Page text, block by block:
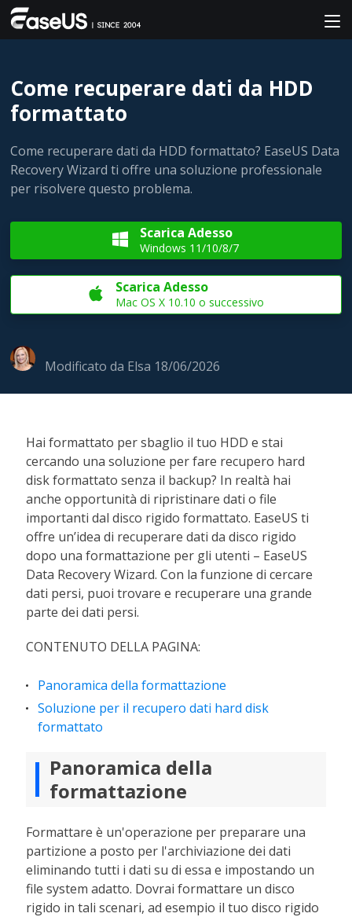
Come recuperare dati da HDD
formattato
Come recuperare dati da HDD formattato? EaseUS Data
Recovery Wizard ti offre una soluzione professionale
per risolvere questo problema.
 Scarica Adesso
Windows 11/10/8/7
 Scarica Adesso
Mac OS X 10.10 o successivo
Modificato da Elsa 18/06/2026
Hai formattato per sbaglio il tuo HDD e stai
cercando una soluzione per fare recupero hard
disk formattato senza il backup? In realtà hai
anche opportunità di ripristinare dati o file
importanti dal disco rigido formattato. EaseUS ti
offre un’idea di recuperare dati da disco rigido
dopo una formattazione per gli utenti – EaseUS
Data Recovery Wizard. Con la funzione di cercare
dati persi, puoi trovare e recuperare una grande
parte dei dati persi.
CONTENUTO DELLA PAGINA:
Panoramica della formattazione
Soluzione per il recupero dati hard disk
formattato
Panoramica della
formattazione
Formattare è un'operazione per preparare una
partizione a posto per l'archiviazione dei dati
eliminando tutti i dati su di essa e impostando un
file system adatto. Dovrai formattare un disco
rigido in tali scenari, ad esempio il tuo disco rigido